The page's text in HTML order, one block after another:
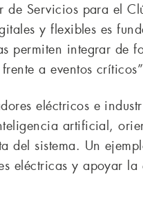
de Servicios para el
y flexibles es
permiten integrar de
a eventos
eléctricos e
artificial,
del sistema. Un
eléctricas y apoyar